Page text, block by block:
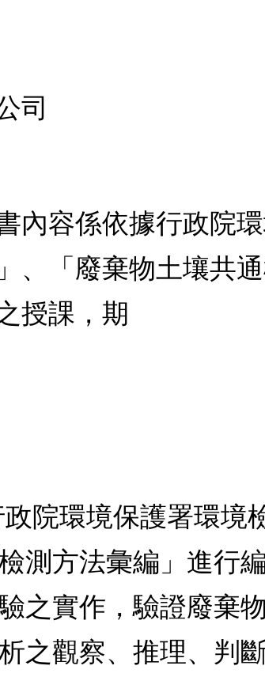
司
內容係依據行政院
、「廢棄物土壤共
授課，期
院環境保護署環境
測方法彙編」進行
之實作，驗證廢棄
之觀察、推理、判